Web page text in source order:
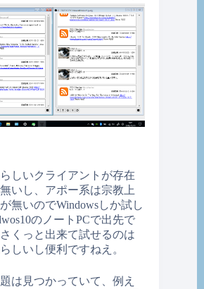
しいクライアントが存在
いし、アポー系は宗教上
無いのでWindowsしか試し
のノートPCで出先で
くっと出来て試せるのは
しいし便利ですねえ。
は見つかっていて、例え